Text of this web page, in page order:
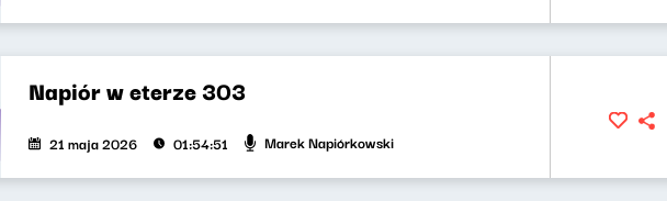
Napiór w eterze 303
21 maja 2026 01:54:51 Marek Napiórkowski